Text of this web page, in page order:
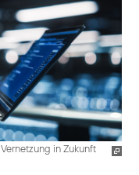
in Zukunft